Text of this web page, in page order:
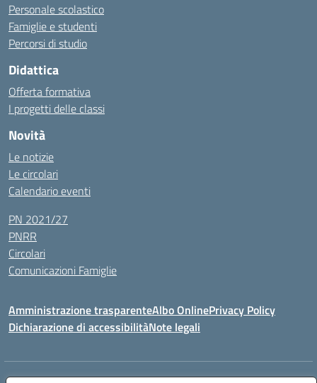
Personale scolastico
Famiglie e studenti
Percorsi di studio
Didattica
Offerta formativa
I progetti delle classi
Novità
Le notizie
Le circolari
Calendario eventi
PN 2021/27
PNRR
Circolari
Comunicazioni Famiglie
Amministrazione trasparenteAlbo OnlinePrivacy Policy
Dichiarazione di accessibilitàNote legali